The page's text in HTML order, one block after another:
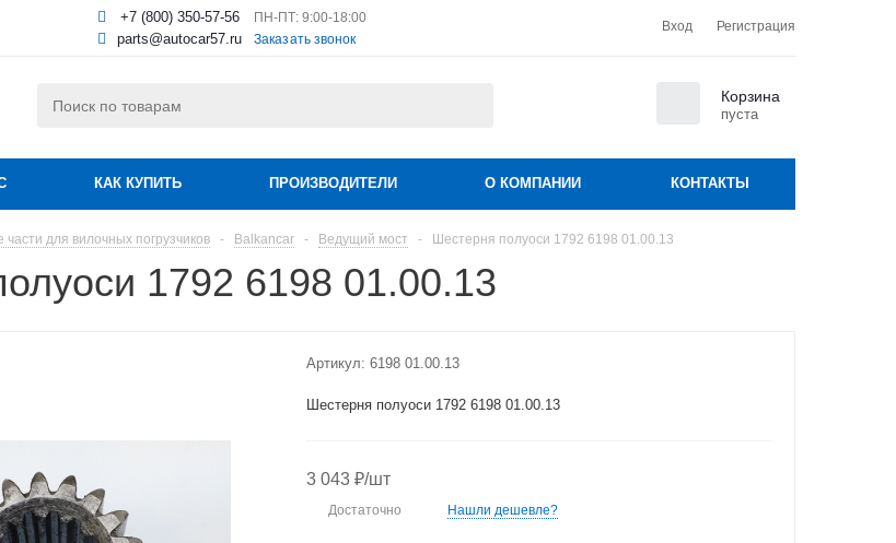
+7 (800) 350-57-56
parts@autocar57.ru
ПН-ПТ: 9:00-18:00
Заказать звонок
Вход Регистрация
Корзина
пуста
КАК КУПИТЬ ПРОИЗВОДИТЕЛИ О КОМПАНИИ КОНТАКТЫ
части для вилочных погрузчиков - Balkancar - Ведущий мост - Шестерня полуоси 1792 6198 01.00.13
1792 6198 01.00.13
Артикул: 6198 01.00.13
Шестерня полуоси 1792 6198 01.00.13
3 043 ₽/шт
Достаточно Нашли дешевле?